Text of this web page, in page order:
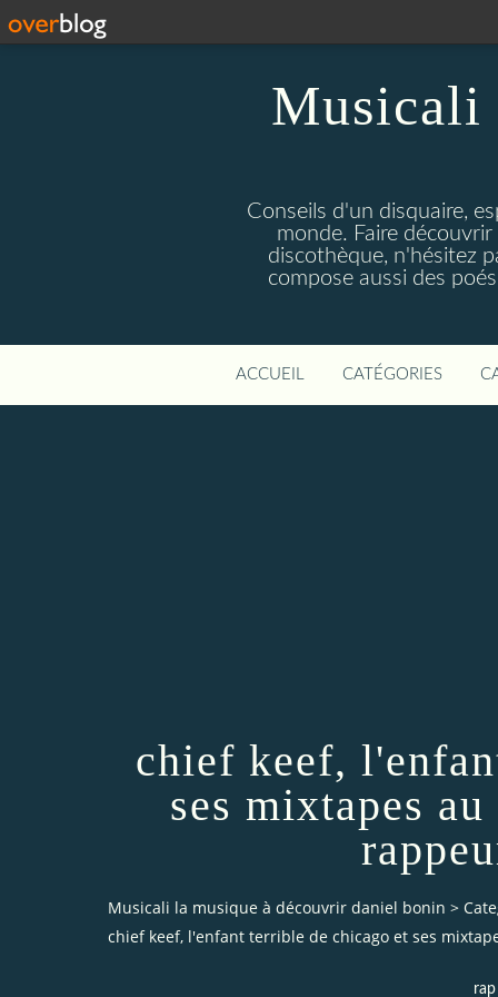
Musicali
Conseils d'un disquaire,
monde. Faire
discothèque, n'hésitez
compose aussi des
ACCUEIL CATÉGORIES
chief keef,
ses mixtapes
Musicali la musique à découvrir daniel bonin >
chief keef, l'enfant terrible de chicago et ses